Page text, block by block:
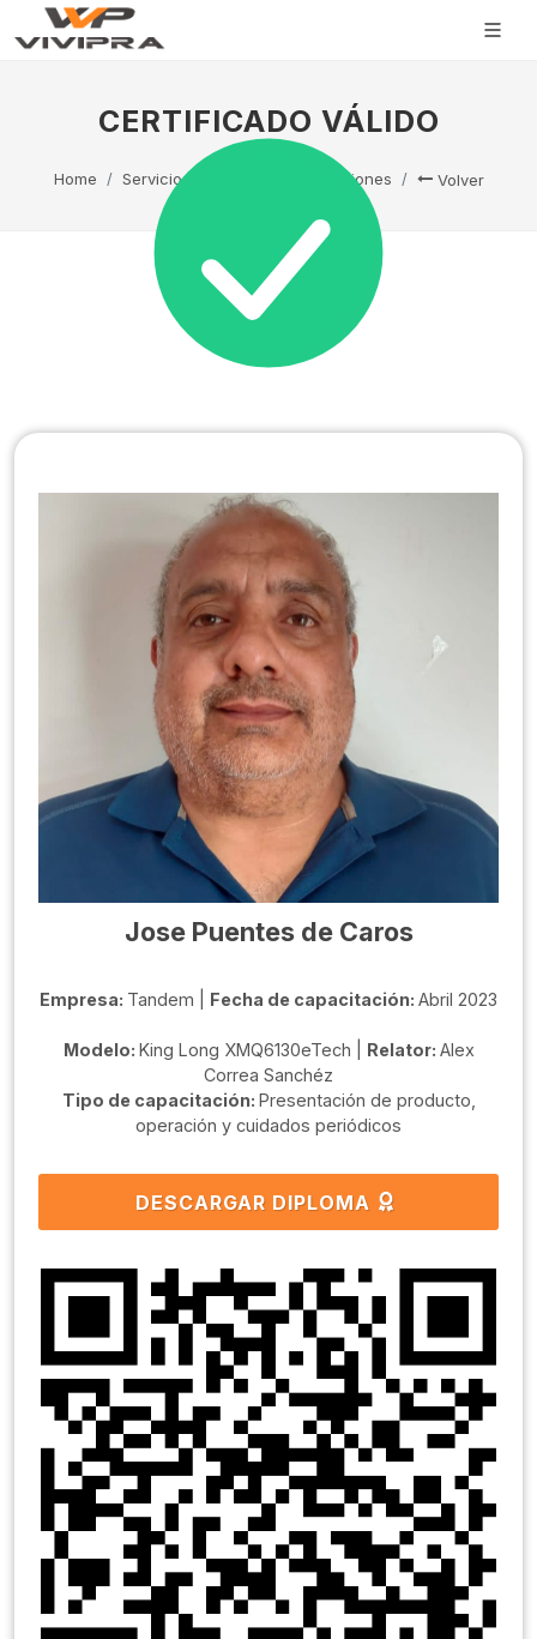
CERTIFICADO VÁLIDO
Home Servicio Técnico Capacitaciones Volver
Jose Puentes de Caros
Empresa: Tandem | Fecha de capacitación: Abril 2023
Modelo: King Long XMQ6130eTech | Relator: Alex
Correa Sanchéz
Tipo de capacitación: Presentación de producto,
operación y cuidados periódicos
DESCARGAR DIPLOMA